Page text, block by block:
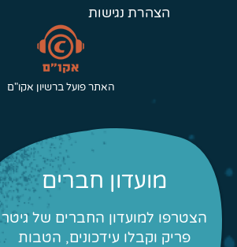
הצהרת נגישות
האתר פועל ברשיון אקו"ם
מועדון חברים
הצטרפו למועדון החברים של גיטר
פריק וקבלו עידכונים, הטבות